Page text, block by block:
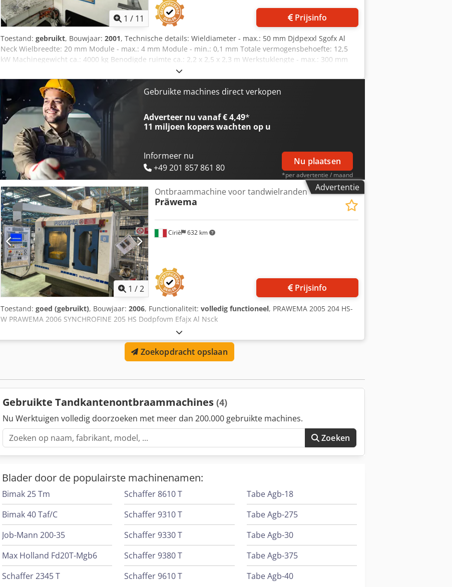
1 / 11 Prijsinfo
Toestand: gebruikt, Bouwjaar: 2001, Technische details: Wieldiameter - max.: 50 mm Djdpexxl Sgofx Al
Neck Wielbreedte: 20 mm Module - max.: 4 mm Module - min.: 0,1 mm Totale vermogensbehoefte: 12,5
kW Machinegewicht ca.: 4000 kg Benodigde ruimte ca.: 2,2 x 2,5 x 2,3 m Werkstuklengte - max.: 300 mm
Gebruikte machines direct verkopen
Adverteer nu vanaf € 4,49*
11 miljoen koperswachten op u
Informeer nu
+49 201 857 861 80
Nu plaatsen
*per advertentie / maand
Advertentie
1 /2
Ciriè 632 km
Ontbraammachine voor tandwielranden
Präwema
Prijsinfo
Toestand: goed (gebruikt), Bouwjaar: 2006, Functionaliteit: volledig functioneel, PRAWEMA 2005 204 HS-
W PRAWEMA 2006 SYNCHROFINE 205 HS Dodpfovm Efajx Al Nsck
Zoekopdracht opslaan
Gebruikte Tandkantenontbraammachines (4)
Nu Werktuigen volledig doorzoeken met meer dan 200.000 gebruikte machines.
Zoeken
Blader door de populairste machinenamen:
Bimak 25 Tm
Bimak 40 Taf/C
Job-Mann 200-35
Max Holland Fd20T-Mgb6
Schaffer 2345 T
Schaffer 8610 T
Schaffer 9310 T
Schaffer 9330 T
Schaffer 9380 T
Schaffer 9610 T
Tabe Agb-18
Tabe Agb-275
Tabe Agb-30
Tabe Agb-375
Tabe Agb-40